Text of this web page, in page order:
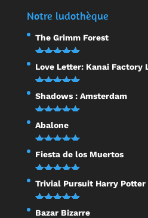
Notre ludothèque
The Grimm Forest
Note
5.00
sur 5
Love Letter: Kanai Factory
Note5.00
sur 5
Shadows : Amsterdam
Note
5.00
sur 5
Abalone
Note
5.00
sur 5
Fiesta de los Muertos
Note 5.00
sur 5
Trivial Pursuit Harry Potter
Note
5.00
Bazar Bizarre